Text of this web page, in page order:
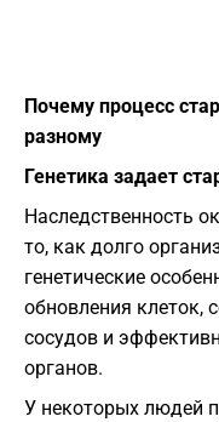
Почему процесс
разному
Генетика задает
Наследственность
то, как долго
генетические
обновления клеток,
сосудов и
органов.
У некоторых людей